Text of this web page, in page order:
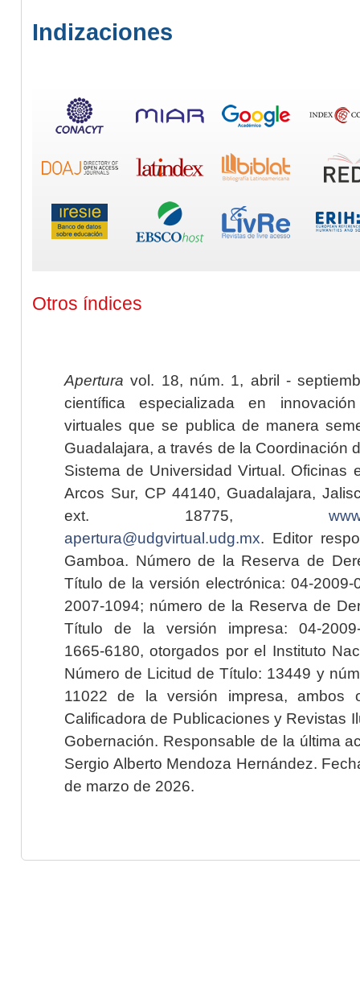
Indizaciones
Otros índices
Apertura vol. 18, núm. 1, abril -
científica especializada en
virtuales que se publica de manera
Guadalajara, a través de la Coordinación
Sistema de Universidad Virtual. Oficinas
Arcos Sur, CP 44140, Guadalajara,
ext. 18775,
apertura@udgvirtual.udg.mx. Editor
Gamboa. Número de la Reserva de
Título de la versión electrónica: 04-2009-
2007-1094; número de la Reserva de
Título de la versión impresa: 04-2009-
1665-6180, otorgados por el Instituto
Número de Licitud de Título: 13449 y
11022 de la versión impresa, ambos
Calificadora de Publicaciones y Revistas
Gobernación. Responsable de la última
Sergio Alberto Mendoza Hernández.
de marzo de 2026.